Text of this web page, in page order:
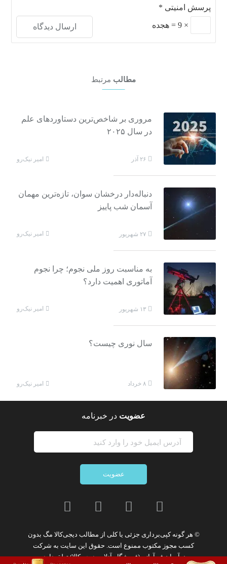
پرسش امنیتی *
×
9
=هجده
مطالب مرتبط
مروری بر شاخص‌ترین دستاوردهای علم
در سال ۲۰۲۵
۲۶ آذر امیر نیک‌رو
دنباله‌دار درخشان سوان، تازه‌ترین مهمان
آسمان شب پاییز
۲۷ شهریور امیر نیک‌رو
به مناسبت روز ملی نجوم؛ چرا نجوم
آماتوری اهمیت دارد؟
۱۳ شهریور امیر نیک‌رو
سال نوری چیست؟
۸ خرداد امیر نیک‌رو
عضویت در خبرنامه
عضویت
© هر گونهکپی‌برداری جزئی یا کلی از مطالب دیجی‌کالا مگ بدون
کسب مجوز مکتوب ممنوع است. حقوق این سایت به شرکت
نوآوران فن‌آوازه (فروشگاه آنلاین دیجی‌کالا)تعلق دارد.